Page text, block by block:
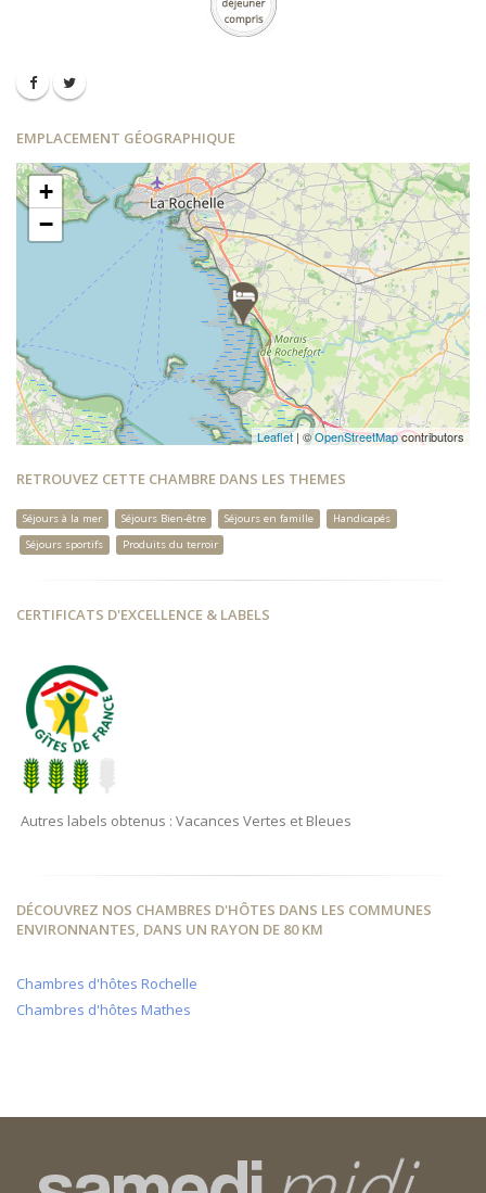
EMPLACEMENT GÉOGRAPHIQUE
+
−
Leaflet| ©OpenStreetMapcontributors
RETROUVEZ CETTE CHAMBRE DANS LES THEMES
Séjours à la mer Séjours Bien-être Séjours en famille
Handicapés
Séjours sportifs
Produits du terroir
CERTIFICATS D'EXCELLENCE & LABELS
Autres labels obtenus : Vacances Vertes et Bleues
DÉCOUVREZ NOS CHAMBRES D'HÔTES DANS LES COMMUNES
ENVIRONNANTES, DANS UN RAYON DE 80 KM
Chambres d'hôtes Rochelle
Chambres d'hôtes Mathes